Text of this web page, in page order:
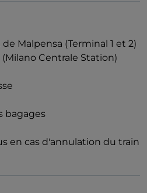
Malpensa (Terminal 1 et 2)
Centrale Station)
bagages
en cas d'annulation du train